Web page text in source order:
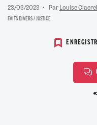
23/03/2023 ParLouise
FAITS DIVERS / JUSTICE